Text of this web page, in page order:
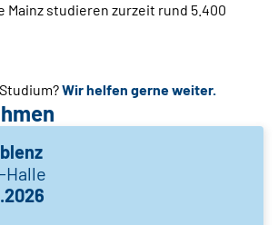
Mainz studieren zurzeit rund 5.400
Wir helfen gerne weiter.
Halle